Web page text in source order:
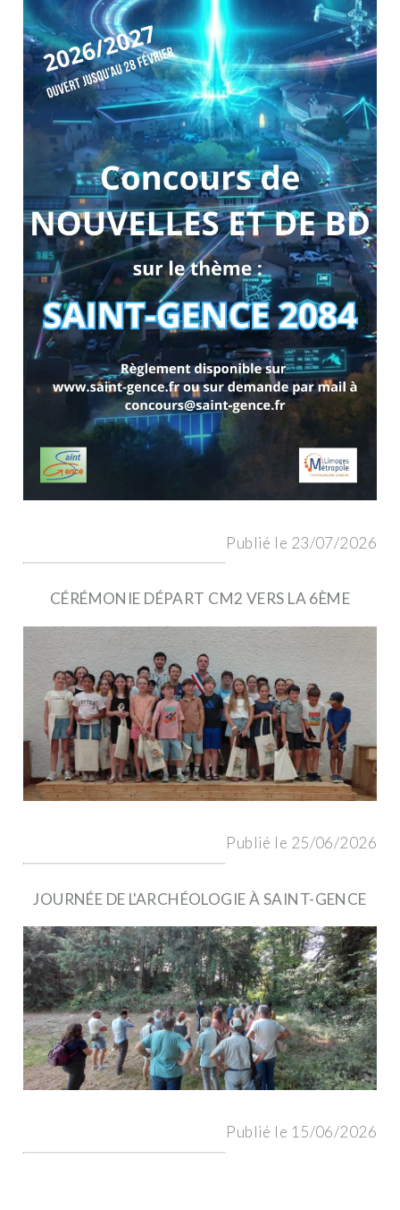
Publié le 23/07/2026
CÉRÉMONIE DÉPART CM2 VERS LA 6ÈME
Publié le 25/06/2026
JOURNÉE DE L'ARCHÉOLOGIE À SAINT-GENCE
Publié le 15/06/2026